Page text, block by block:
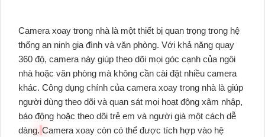
Camera xoay trong nhà là một thiết bị quan trọng trong hệ
thống an ninh gia đình và văn phòng. Với khả năng quay
360 độ, camera này giúp theo dõi mọi góc cạnh của ngôi
nhà hoặc văn phòng mà không cần cài đặt nhiều camera
khác. Công dụng chính của camera xoay trong nhà là giúp
người dùng theo dõi và quan sát mọi hoạt động xâm nhập,
báo động hoặc theo dõi trẻ em và người già một cách dễ
dàng. Camera xoay còn có thể được tích hợp vào hệ